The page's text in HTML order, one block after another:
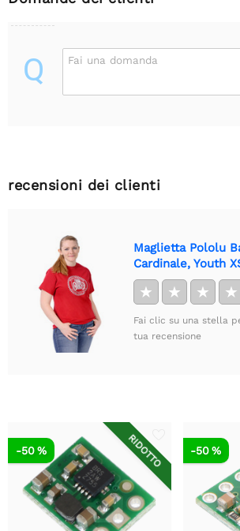
Q Fai una domanda
recensioni dei clienti
Maglietta Pololu
Cardinale, Youth
★ ★ ★ ★
Fai clic su una stella
tua recensione
RIDOTTO
-50 % -50 %